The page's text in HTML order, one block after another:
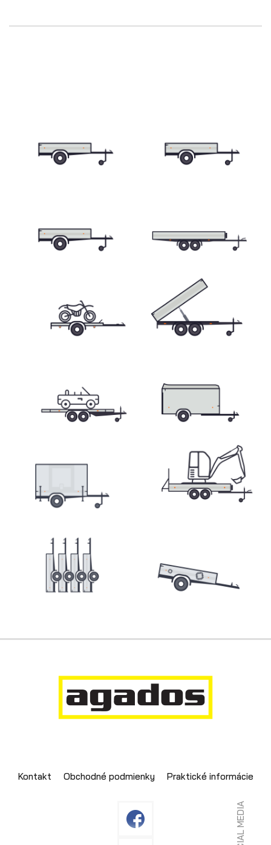
Prepravníky minibágrov
Výpredaj
Kontakt Obchodné podmienky Praktické informácie
SOCIAL MEDIA